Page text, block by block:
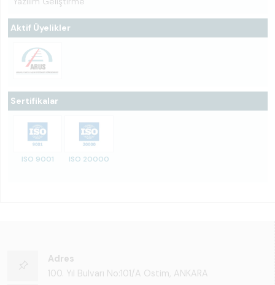
Aktif Üyelikler
Sertifikalar
ISO 9001 ISO 20000
Adres
100. Yıl Bulvarı No:101/A Ostim, ANKARA